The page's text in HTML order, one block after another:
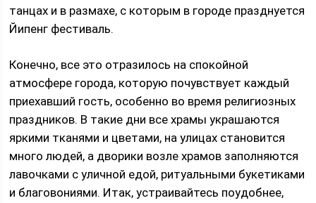
танцах и в размахе, с которым в городе празднуется
Йипенг фестиваль.
Конечно, все это отразилось на спокойной
атмосфере города, которую почувствует каждый
приехавший гость, особенно во время религиозных
праздников. В такие дни все храмы украшаются
яркими тканями и цветами, на улицах становится
много людей, а дворики возле храмов заполняются
лавочками с уличной едой, ритуальными букетиками
и благовониями. Итак, устраивайтесь поудобнее,